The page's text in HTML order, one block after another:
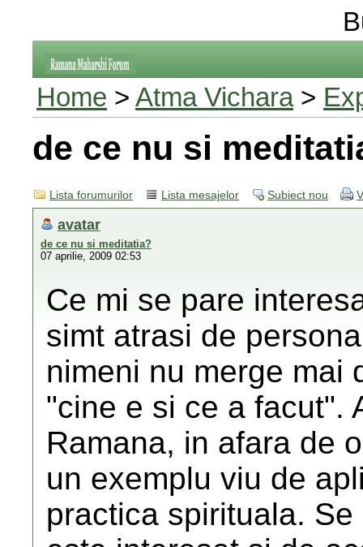
Home > Atma Vichara>
de ce nu si
Lista forumurilor Lista mesajelor Subiect nou
avatar
de ce nu si meditatia?
07 aprilie, 2009 02:53
Ce mi se pare
simt atrasi de
nimeni nu merge mai
"cine e si ce a facut".
Ramana, in afara de
un exemplu viu de
practica spirituala.